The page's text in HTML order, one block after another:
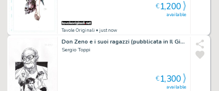
Tavole Originali • just now
available
€1,200
Don Zeno e i suoi ragazzi (pubblicata in Il Giornalino)
Sergio Toppi
available
€1,300